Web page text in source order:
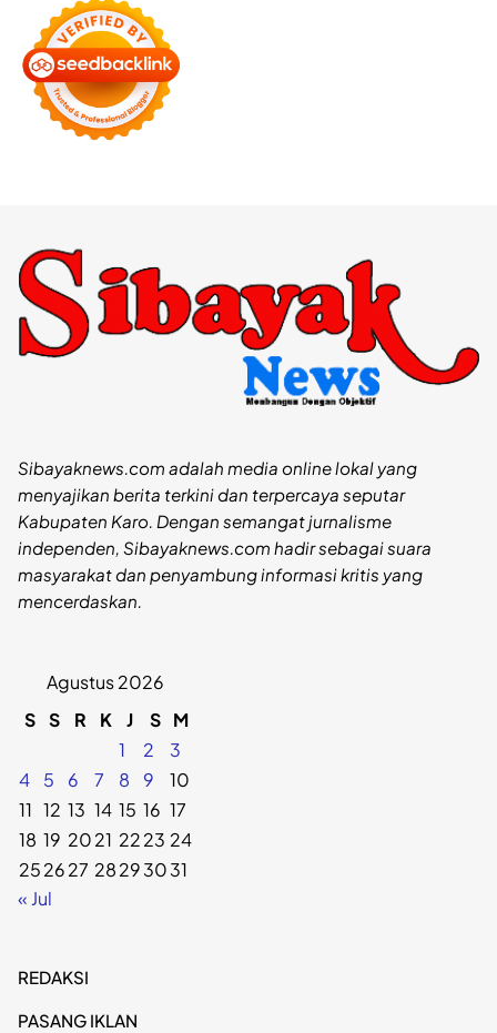
Sibayaknews.com adalah media online lokal yang
menyajikan berita terkini dan terpercaya seputar
Kabupaten Karo. Dengan semangat jurnalisme
independen, Sibayaknews.com hadir sebagai suara
masyarakat dan penyambung informasi kritis yang
mencerdaskan.
Agustus 2026
S S R K J S M
1
2
3
4
5 6 7 8 9
10
11 12 13 14 15 16 17
18 19 2021 2223 24
252627 28293031
« Jul
REDAKSI
PASANG IKLAN